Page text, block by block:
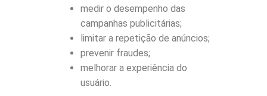
medir o desempenho das
campanhas publicitárias;
limitar a repetição de anúncios;
prevenir fraudes;
melhorar a experiência do
usuário.